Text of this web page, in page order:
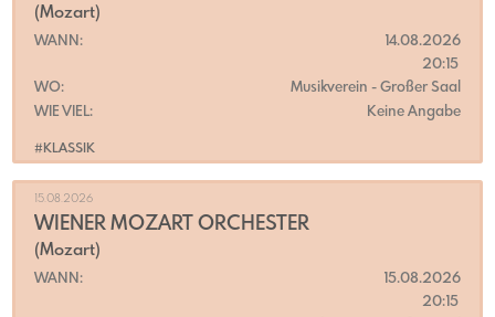
#KLASSIK
(Mozart)
WANN:
14.08.2026
20:15
WO:
Musikverein - Großer Saal
WIE VIEL:
Keine Angabe
15.08.2026
WIENER MOZART ORCHESTER
(Mozart)
WANN:
15.08.2026
20:15